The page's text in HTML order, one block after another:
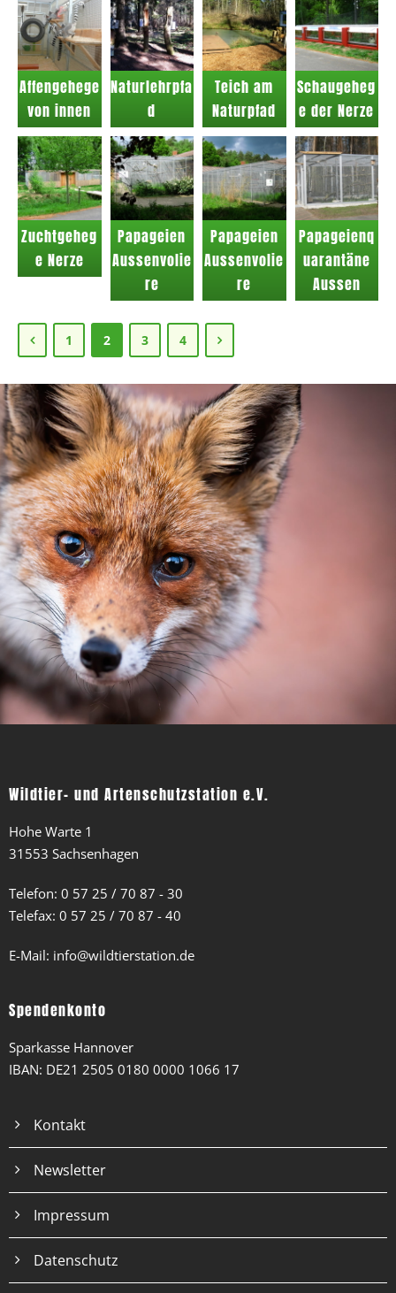
Affengehege
von innen
Naturlehrpfa
d
Teich am
Naturpfad
Schaugeheg
e der Nerze
Zuchtgeheg
e Nerze
Papageien
Aussenvolie
re
Papageien
Aussenvolie
re
Papageienq
uarantäne
Aussen
1 2 3 4
Sie haben weitere Fragen?
Bitte wenden Sie sich an Frau Bianca Schröder oder
Frau Petra Windheim in unserer Verwaltung. Gerne
beantworten wir Ihre Fragen auch per Email.
0 57 25 / 70 87 30
info@wildtierstation.de
Wildtier- und Artenschutzstation e.V.
Hohe Warte 1
31553 Sachsenhagen
Telefon: 0 57 25 / 70 87 - 30
Telefax: 0 57 25 / 70 87 - 40
E-Mail: info@wildtierstation.de
Spendenkonto
Sparkasse Hannover
IBAN: DE21 2505 0180 0000 1066 17
Kontakt
Newsletter
Impressum
Datenschutz